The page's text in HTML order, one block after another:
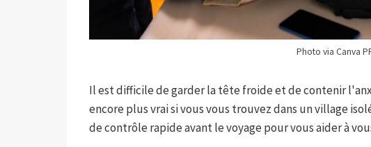
Photo via Canva
Il est difficile de garder la tête froide et de contenir
encore plus vrai si vous vous trouvez dans un village
de contrôle rapide avant le voyage pour vous aider à